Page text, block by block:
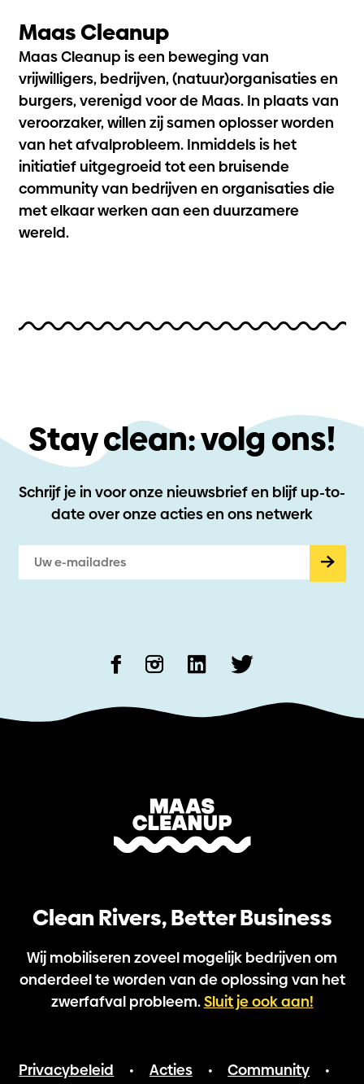
Maas Cleanup
Maas Cleanup is een beweging van
vrijwilligers, bedrijven, (natuur)organisaties en
burgers, verenigd voor de Maas. In plaats van
veroorzaker, willen zij samen oplosser worden
van het afvalprobleem. Inmiddels is het
initiatief uitgegroeid tot een bruisende
community van bedrijven en organisaties die
met elkaar werken aan een duurzamere
wereld.
Stay clean: volg ons!
Schrijf je in voor onze nieuwsbrief en blijf up-to-
dateover onze acties en ons netwerk
Clean Rivers, Better Business
Wij mobiliseren zoveel mogelijk bedrijven om
onderdeel te worden van de oplossing van het
zwerfafval probleem.Sluit je ook aan!
Privacybeleid • Acties • Community •